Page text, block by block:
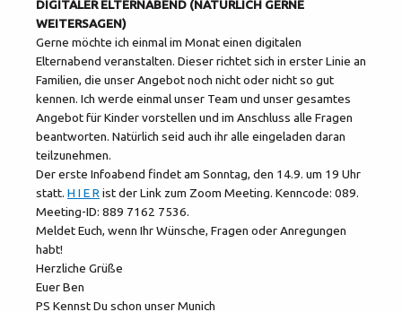
DIGITALER ELTERNABEND (NATÜRLICH GERNE
WEITERSAGEN)
Gerne möchte ich einmal im Monat einen digitalen
Elternabend veranstalten. Dieser richtet sich in erster Linie an
Familien, die unser Angebot noch nicht oder nicht so gut
kennen. Ich werde einmal unser Team und unser gesamtes
Angebot für Kinder vorstellen und im Anschluss alle Fragen
beantworten. Natürlich seid auch ihr alle eingeladen daran
teilzunehmen.
Der erste Infoabend findet am Sonntag, den 14.9. um 19 Uhr
statt. H I E R ist der Link zum Zoom Meeting. Kenncode: 089.
Meeting-ID: 889 7162 7536.
Meldet Euch, wenn Ihr Wünsche, Fragen oder Anregungen
habt!
Herzliche Grüße
Euer Ben
PS Kennst Du schon unser Munich